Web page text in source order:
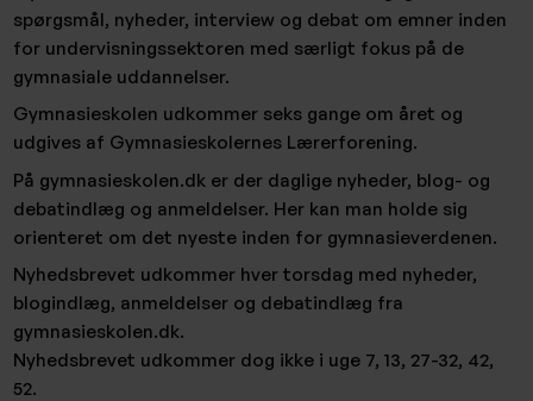
spørgsmål, nyheder, interview og debat om emner inden
for undervisningssektoren med særligt fokus på de
gymnasiale uddannelser.
Gymnasieskolen udkommer seks gange om året og
udgives af Gymnasieskolernes Lærerforening.
På gymnasieskolen.dk er der daglige nyheder, blog- og
debatindlæg og anmeldelser. Her kan man holde sig
orienteret om det nyeste inden for gymnasieverdenen.
Nyhedsbrevet udkommer hver torsdag med nyheder,
blogindlæg, anmeldelser og debatindlæg fra
gymnasieskolen.dk.
Nyhedsbrevet udkommer dog ikke i uge 7, 13, 27-32, 42,
52.